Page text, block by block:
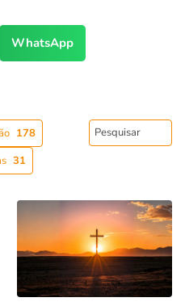
WhatsApp
178
31